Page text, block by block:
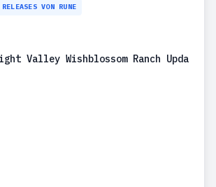
VON RUNE
Valley Wishblossom Ranch Upda